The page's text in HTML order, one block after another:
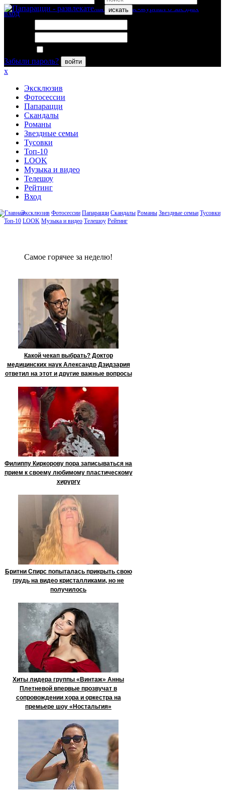
искать
вход
Забыли пароль?
войти
x
Эксклюзив
Фотосессии
Папарацци
Скандалы
Романы
Звездные семьи
Тусовки
Топ-10
LOOK
Музыка и видео
Телешоу
Рейтинг
Вход
Эксклюзив Фотосессии Папарацци Скандалы Романы Звездные семьи Тусовки
Топ-10 LOOK Музыка и видео Телешоу Рейтинг
Сaмое гoрячее за неделю!
Какой чекап выбрать? Доктор
медицинских наук Александр Дзидзария
ответил на этот и другие важные вопросы
Филиппу Киркорову пора записываться на
прием к своему любимому пластическому
хирургу
Бритни Спирс попыталась прикрыть свою
грудь на видео кристалликами, но не
получилось
Хиты лидера группы «Винтаж» Анны
Плетневой впервые прозвучат в
сопровождении хора и оркестра на
премьере шоу «Ностальгия»